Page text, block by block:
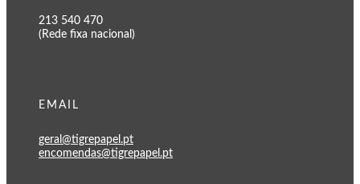
213 540 470
(Rede fixa nacional)
EMAIL
geral@tigrepapel.pt
encomendas@tigrepapel.pt